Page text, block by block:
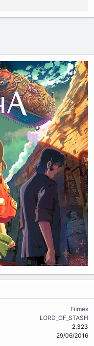
Filmes
LORD_OF_STASH
2,323
29/06/2016